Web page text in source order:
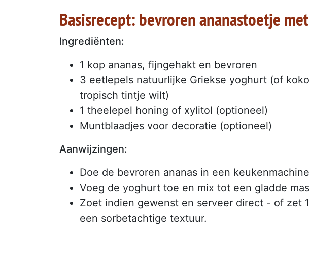
Basisrecept: bevroren ananastoetje
Ingrediënten:
1 kop ananas, fijngehakt en bevroren
3 eetlepels natuurlijke Griekse yoghurt (of
tropisch tintje wilt)
1 theelepel honing of xylitol (optioneel)
Muntblaadjes voor decoratie (optioneel)
Aanwijzingen:
Doe de bevroren ananas in een
Voeg de yoghurt toe en mix tot een gladde
Zoet indien gewenst en serveer direct - of zet
een sorbetachtige textuur.